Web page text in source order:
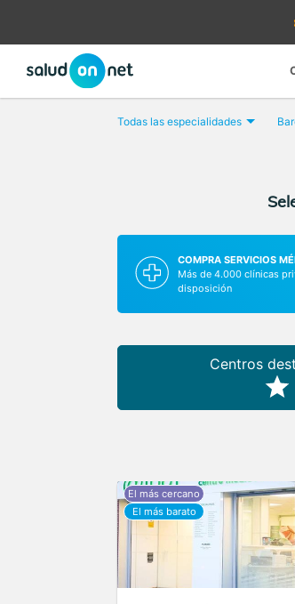
Todas las especialidades
COMPRA SERVICIOS
Más de 4.000 clínicas
disposición
Centros